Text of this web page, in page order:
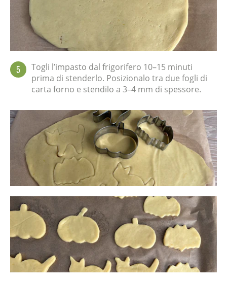
5
Togli l’impasto dal frigorifero 10–15 minuti
prima di stenderlo. Posizionalo tra due fogli di
carta forno e stendilo a 3–4 mm di spessore.